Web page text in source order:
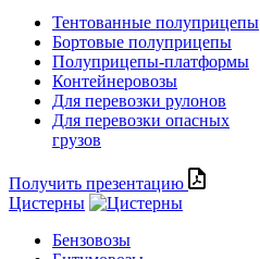
Тентованные полуприцепы
Бортовые полуприцепы
Полуприцепы-платформы
Контейнеровозы
Для перевозки рулонов
Для перевозки опасных
грузов
Получить презентацию
Цистерны
Бензовозы